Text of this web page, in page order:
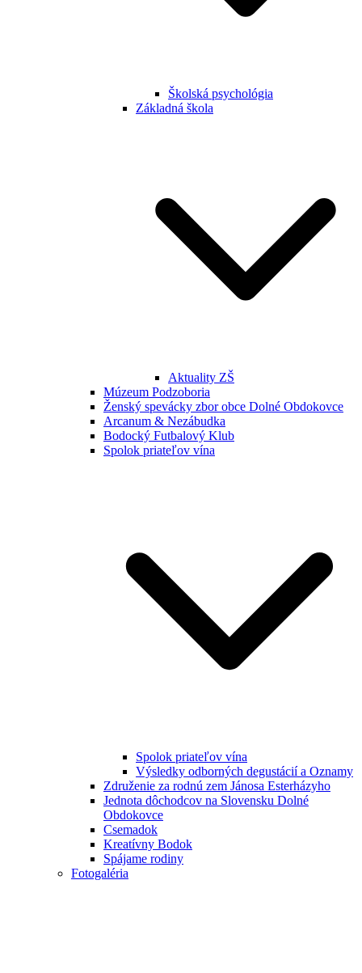
Školská psychológia
Základná škola
Aktuality ZŠ
Múzeum Podzoboria
Ženský spevácky zbor obce Dolné Obdokovce
Arcanum & Nezábudka
Bodocký Futbalový Klub
Spolok priateľov vína
Spolok priateľov vína
Výsledky odborných degustácií a Oznamy
Združenie za rodnú zem Jánosa Esterházyho
Jednota dôchodcov na Slovensku Dolné
Obdokovce
Csemadok
Kreatívny Bodok
Spájame rodiny
Fotogaléria